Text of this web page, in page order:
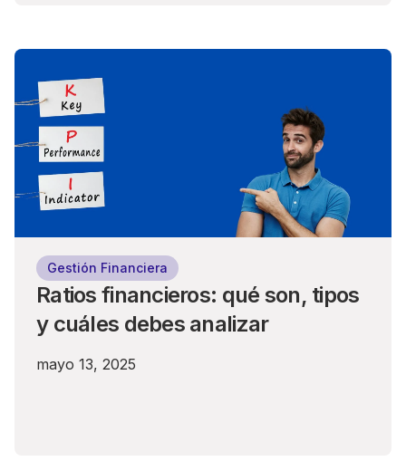
Gestión Financiera
Ratios financieros: qué son, tipos
y cuáles debes analizar
mayo 13, 2025